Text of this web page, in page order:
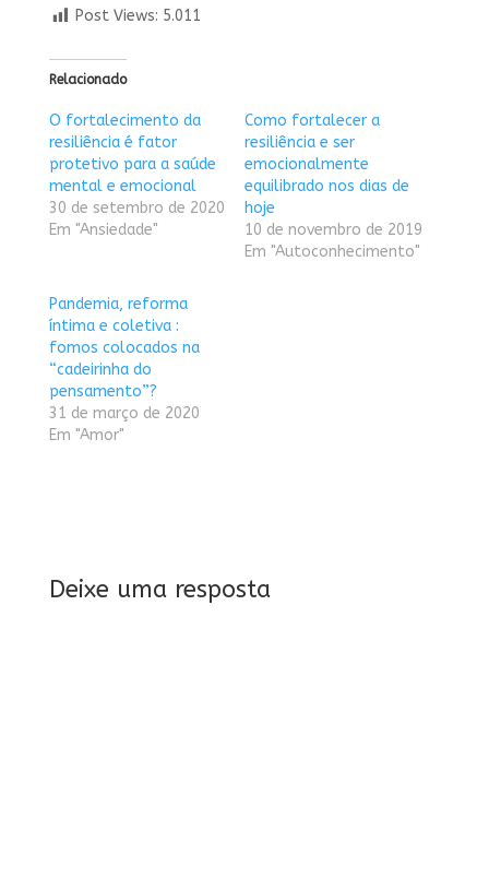
Post Views: 5.011
Relacionado
O fortalecimento da
resiliência é fator
protetivo para a saúde
mental e emocional
30 de setembro de 2020
Em "Ansiedade"
Como fortalecer a
resiliência e ser
emocionalmente
equilibrado nos dias de
hoje
10 de novembro de 2019
Em "Autoconhecimento"
Pandemia, reforma
íntima e coletiva :
fomos colocados na
“cadeirinha do
pensamento”?
31 de março de 2020
Em "Amor"
Deixe uma resposta